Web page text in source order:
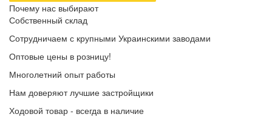
Почему нас выбирают
Собственный склад
Сотрудничаем с крупными Украинскими заводами
Оптовые цены в розницу!
Многолетний опыт работы
Нам доверяют лучшие застройщики
Ходовой товар - всегда в наличие